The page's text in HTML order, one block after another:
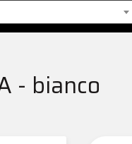
- bianco